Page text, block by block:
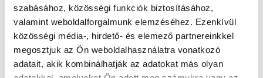
szabásához, közösségi funkciók biztosításához,
valamint weboldalforgalmunk elemzéséhez. Ezenkívül
közösségi média-, hirdető- és elemező partnereinkkel
megosztjuk az Ön weboldalhasználatra vonatkozó
adatait, akik kombinálhatják az adatokat más olyan
Unser exclusives Bike Bull-Topangebot
für Batterieprofis:
3 % Rabatt für 50 Stück